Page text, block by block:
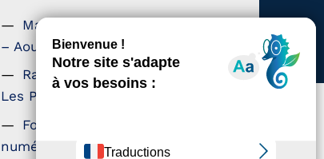
Magazine Tourisme Accessible
– Aout 2026
Rallye Aicha des Gazelles –
Les Petillantes
Formation Communication
numérique